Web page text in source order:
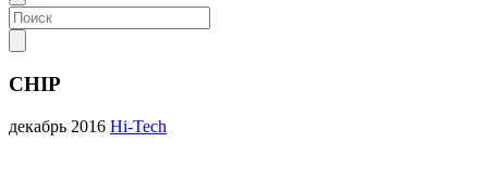
CHIP
декабрь 2016 Hi-Tech